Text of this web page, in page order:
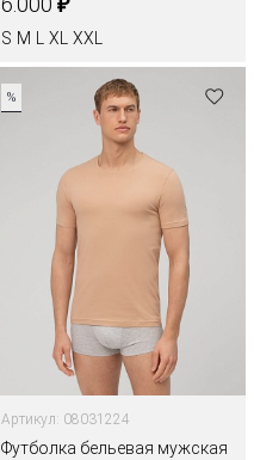
S M XL XXL
%
Артикул: 08031224
Футболка бельевая мужская